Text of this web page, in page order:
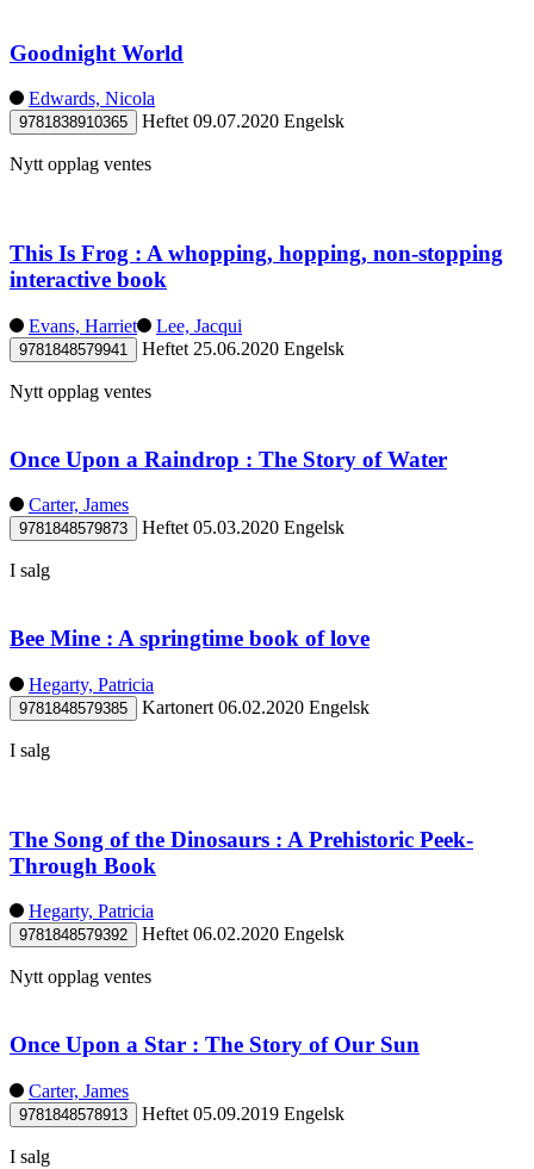
Goodnight World
Edwards, Nicola
9781838910365 Heftet 09.07.2020 Engelsk
Nytt opplag ventes
This Is Frog : A whopping, hopping, non-stopping
interactive book
Evans, Harriet Lee, Jacqui
9781848579941 Heftet 25.06.2020 Engelsk
Nytt opplag ventes
Once Upon a Raindrop : The Story of Water
Carter, James
9781848579873 Heftet 05.03.2020 Engelsk
I salg
Bee Mine : A springtime book of love
Hegarty, Patricia
9781848579385 Kartonert 06.02.2020 Engelsk
I salg
The Song of the Dinosaurs : A Prehistoric Peek-
Through Book
Hegarty, Patricia
9781848579392 Heftet 06.02.2020 Engelsk
Nytt opplag ventes
Once Upon a Star : The Story of Our Sun
Carter, James
9781848578913 Heftet 05.09.2019 Engelsk
I salg